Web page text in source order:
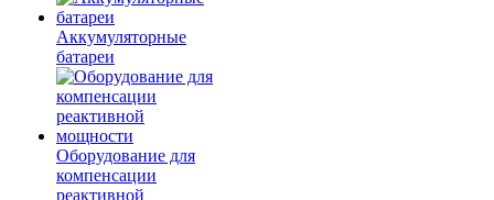
Аккумуляторные
батареи
Оборудование для
компенсации
реактивной